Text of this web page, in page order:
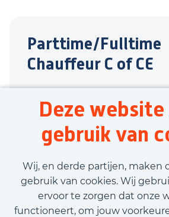
Deze
gebruik van
Wij, en derde partijen, maken
gebruik van cookies. Wij
ervoor te zorgen dat onze
functioneert, om jouw
Parttime/Fulltime
Chauffeur C of CE
Transport
8 uur
€2.600,00 - €3.800,00
Bekijk vacature